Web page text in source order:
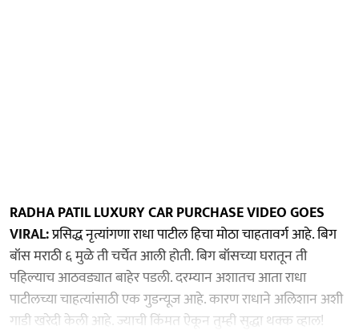
RADHA PATIL LUXURY CAR PURCHASE VIDEO GOES
VIRAL:प्रसिद्ध नृत्यांगणा राधा पाटील हिचा मोठा चाहतावर्ग आहे. बिग
बॉस मराठी ६ मुळे ती चर्चेत आली होती. बिग बॉसच्या घरातून ती
पहिल्याच आठवड्यात बाहेर पडली. दरम्यान अशातच आता राधा
पाटीलच्या चाहत्यांसाठी एक गुडन्यूज आहे. कारण राधाने अलिशान अशी
गाडी खरेदी केली आहे. ज्याची किंमत ऐकून तुम्ही सुद्धा थक्क व्हाल!